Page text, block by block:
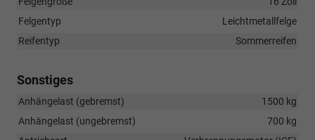
Felgentyp
Leichtmetallfelge
Reifentyp
Sommerreifen
Sonstiges
Anhängelast (gebremst)
1500 kg
Anhängelast (ungebremst)
700 kg